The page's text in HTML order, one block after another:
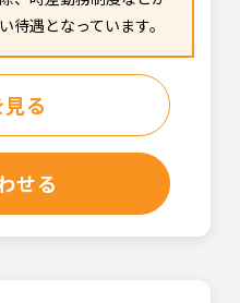
待遇となっています。
る
せる